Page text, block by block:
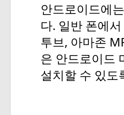
안드로이드에는
다. 일반 폰에서
투브, 아마존
은 안드로이드
설치할 수 있도